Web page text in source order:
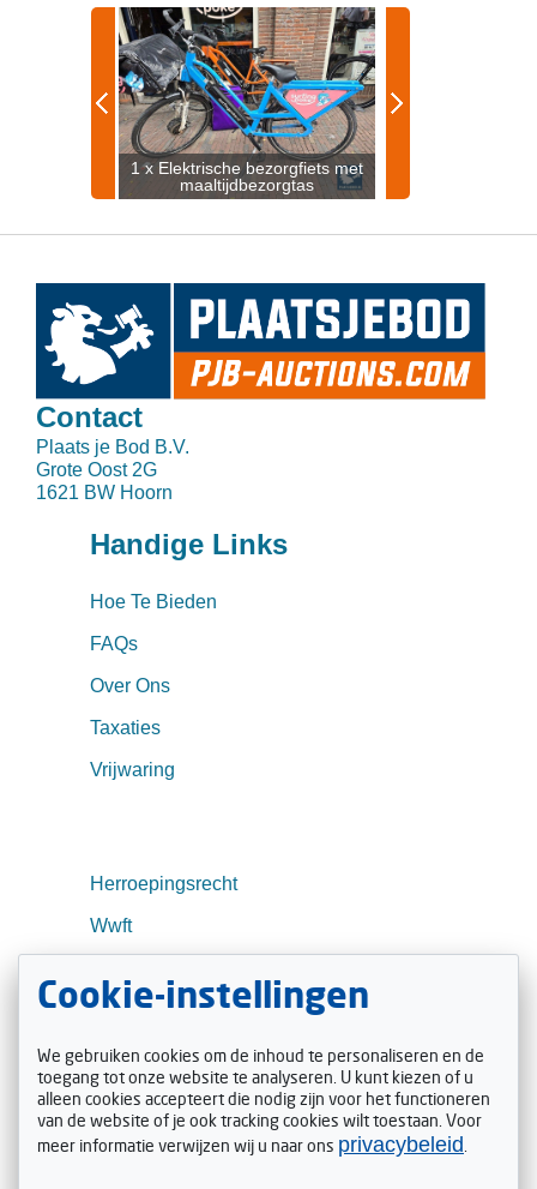
1 x Elektrische bezorgfiets met
maaltijdbezorgtas
Contact
Plaats je Bod B.V.
Grote Oost 2G
1621 BW Hoorn
Handige Links
Hoe Te Bieden
FAQs
Over Ons
Taxaties
Vrijwaring
Herroepingsrecht
Wwft
Contact
Actueel
Volg ons
Cookie-instellingen
We gebruiken cookies om de inhoud te personaliseren en de
toegang tot onze website te analyseren. U kunt kiezen of u
alleen cookies accepteert die nodig zijn voor het functioneren
van de website of je ook tracking cookies wilt toestaan. Voor
meer informatie verwijzen wij u naar ons privacybeleid